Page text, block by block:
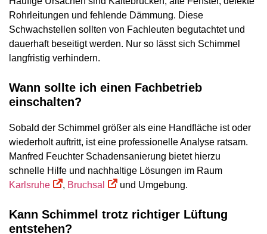
Rohrleitungen und fehlende Dämmung. Diese
Schwachstellen sollten von Fachleuten begutachtet und
dauerhaft beseitigt werden. Nur so lässt sich Schimmel
langfristig verhindern.
Wann sollte ich einen Fachbetrieb
einschalten?
Sobald der Schimmel größer als eine Handfläche ist oder
wiederholt auftritt, ist eine professionelle Analyse ratsam.
Manfred Feuchter Schadensanierung bietet hierzu
schnelle Hilfe und nachhaltige Lösungen im Raum
Karlsruhe
, Bruchsal und Umgebung.
Kann Schimmel trotz richtiger Lüftung
entstehen?